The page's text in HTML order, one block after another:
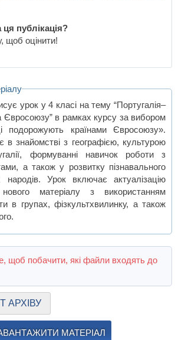
публікація?
щоб оцінити!
урок у 4 класі на тему “Португалія–
Євросоюзу” в рамках курсу за вибором
подорожують країнами Євросоюзу».
в знайомстві з географією, культурою
формуванні навичок роботи з
а також у розвитку пізнавального
народів. Урок включає актуалізацію
матеріалу з використанням
в групах, фізкультхвилинку, а також
щоб побачити, які файли входять до
АРХІВУ
МАТЕРІАЛ